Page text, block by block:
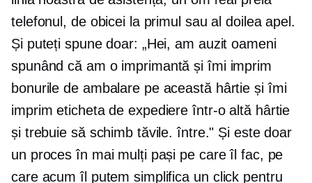
telefonul, de obicei la primul sau al doilea apel.
Și puteți spune doar: „Hei, am auzit oameni
spunând că am o imprimantă și îmi imprim
bonurile de ambalare pe această hârtie și îmi
imprim eticheta de expediere într-o altă hârtie
și trebuie să schimb tăvile. între." Și este doar
un proces în mai mulți pași pe care îl fac, pe
care acum îl putem simplifica un click pentru